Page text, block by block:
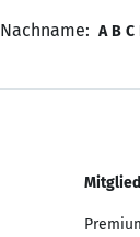
Nachname: A B C